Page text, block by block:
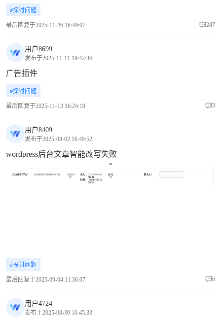
#探讨问题
最后回复于2025-11-26 16:49:07 247
用户8699
发布于2025-11-11 19:42:36
广告插件
#探讨问题
最后回复于2025-11-13 16:24:19 3
用户8409
发布于2025-09-02 16:49:52
wordpress后台文章智能改写失败
#探讨问题
最后回复于2025-09-04 11:36:07 6
用户4724
发布于2025-08-30 16:45:33